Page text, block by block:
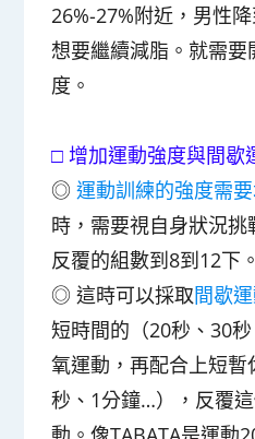
26%-27%附近，男性
想要繼續減脂。就需
度。
□增加運動強度與間歇
◎運動訓練的強度需
時，需要視自身狀況
反覆的組數到8到12下。
◎這時可以採取間歇
短時間的（20秒、30
氧運動，再配合上短
秒、1分鐘…），反覆